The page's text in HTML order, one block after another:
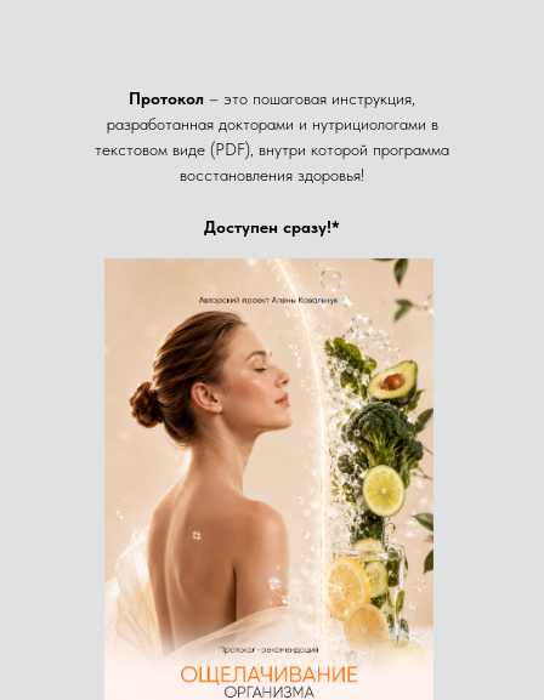
Доступен сразу!*
Протокол – это пошаговая инструкция,
разработанная докторами и нутрициологами в
текстовом виде (PDF), внутри которой программа
восстановления здоровья!